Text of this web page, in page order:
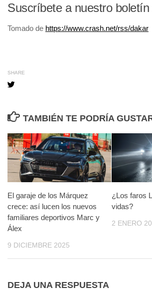
Suscríbete a nuestro
Tomado de https://www.crash.net/rss/dakar
SHARE
TAMBIÉN TE PODRÍA
El garaje de los Márquez
crece: así lucen los nuevos
familiares deportivos Marc y
Álex
9 DICIEMBRE 2025
¿Los faros
vidas?
2 ENERO
DEJA UNA RESPUESTA